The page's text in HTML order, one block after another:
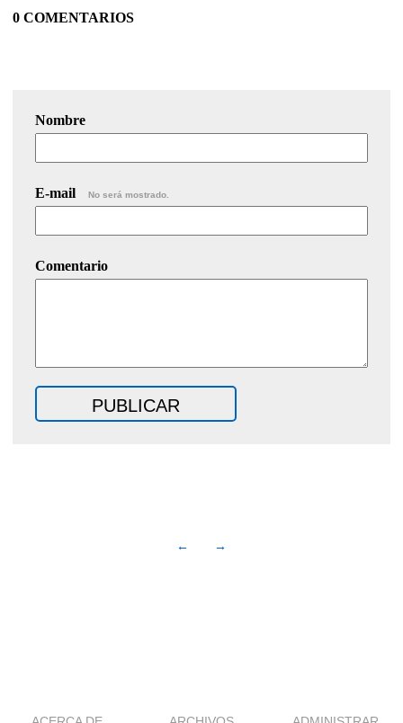
0 COMENTARIOS
Nombre
E-mail No será mostrado.
Comentario
← →